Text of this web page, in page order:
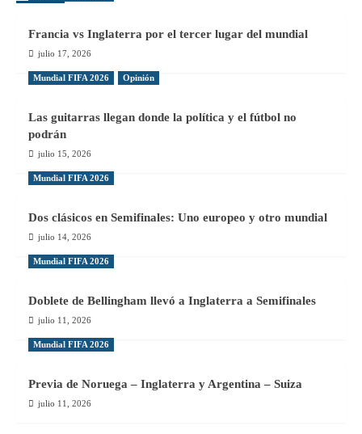
Francia vs Inglaterra por el tercer lugar del mundial
julio 17, 2026
Mundial FIFA 2026 Opinión
Las guitarras llegan donde la política y el fútbol no
podrán
julio 15, 2026
Mundial FIFA 2026
Dos clásicos en Semifinales: Uno europeo y otro mundial
julio 14, 2026
Mundial FIFA 2026
Doblete de Bellingham llevó a Inglaterra a Semifinales
julio 11, 2026
Mundial FIFA 2026
Previa de Noruega – Inglaterra y Argentina – Suiza
julio 11, 2026